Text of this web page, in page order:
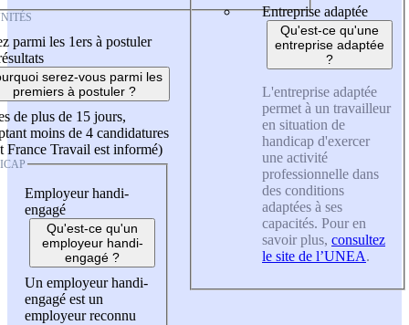
parmi les 1ers à postuler
serez-vous parmi les
premiers à postuler ?
de plus de 15 jours,
moins de 4 candidatures
France Travail est informé)
Employeur handi-
engagé
Qu'est-ce qu'un
employeur handi-
engagé ?
Un employeur handi-
engagé est un
employeur reconnu
Entreprise adaptée
Qu'est-ce qu'une
entreprise adaptée
?
L'entreprise adaptée
permet à un travailleur
en situation de
handicap d'exercer
une activité
professionnelle dans
des conditions
adaptées à ses
capacités. Pour en
savoir plus, consultez
le site de l’UNEA.